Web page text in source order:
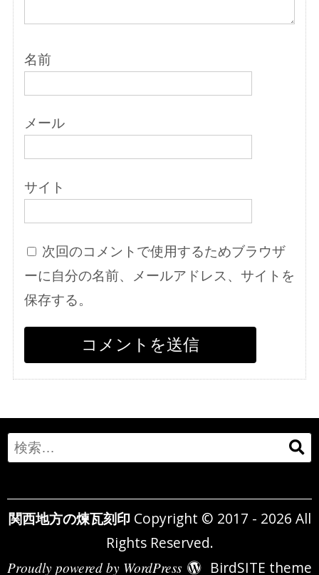
名前
メール
サイト
次回のコメントで使用するためブラウザ
ーに自分の名前、メールアドレス、サイトを
保存する。
Search
for:
関西地方の煉瓦刻印 Copyright © 2017 - 2026 All
Rights Reserved.
Proudly powered by WordPress BirdSITE theme